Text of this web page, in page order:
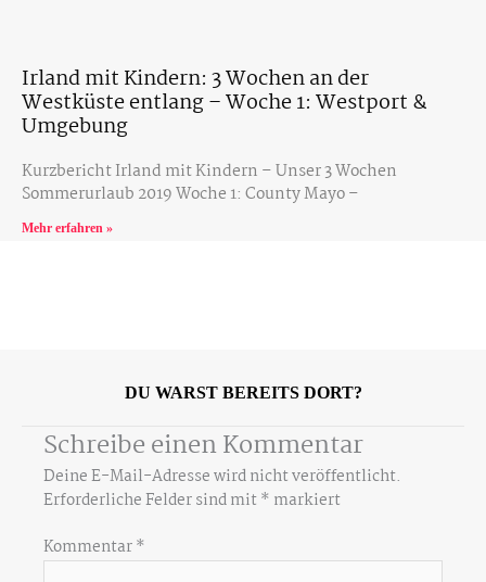
Irland mit Kindern: 3 Wochen an der
Westküste entlang – Woche 1: Westport &
Umgebung
Kurzbericht Irland mit Kindern – Unser 3 Wochen
Sommerurlaub 2019 Woche 1: County Mayo –
Mehr erfahren »
DU WARST BEREITS DORT?
Schreibe einen Kommentar
Deine E-Mail-Adresse wird nicht veröffentlicht.
Erforderliche Felder sind mit* markiert
Kommentar*